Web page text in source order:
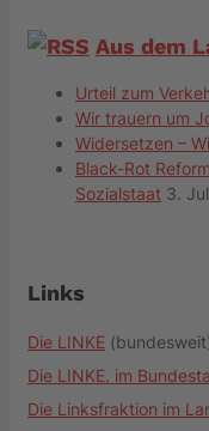
Aus dem
Urteil zum
Wir trauern um
Widersetzen –
Black-Rot
Sozialstaat 3.
Links
Die LINKE
Die LINKE. im
Die Linksfraktion im